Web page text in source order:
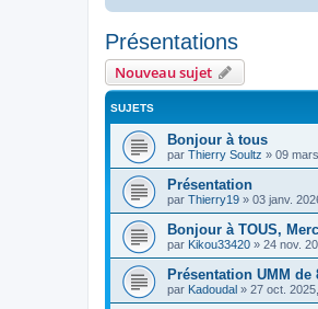
Présentations
Nouveau sujet
SUJETS
Bonjour à tous
par Thierry Soultz » 09
Présentation
par Thierry19 » 03 janv.
Bonjour à TOUS,
par Kikou33420 » 24 nov.
Présentation UMM de
par Kadoudal » 27 oct.